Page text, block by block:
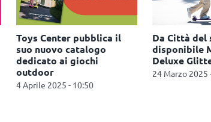
Toys Center pubblica il
suo nuovo catalogo
dedicato ai giochi
outdoor
4 Aprile 2025 - 10:50
Da Città del
disponibile
Deluxe
24 Marzo 2025